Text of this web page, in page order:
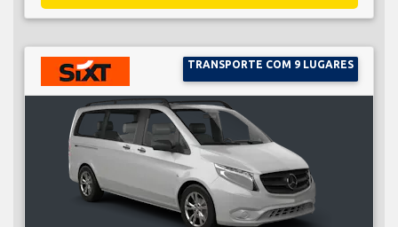
TRANSPORTE COM 9 LUGARES